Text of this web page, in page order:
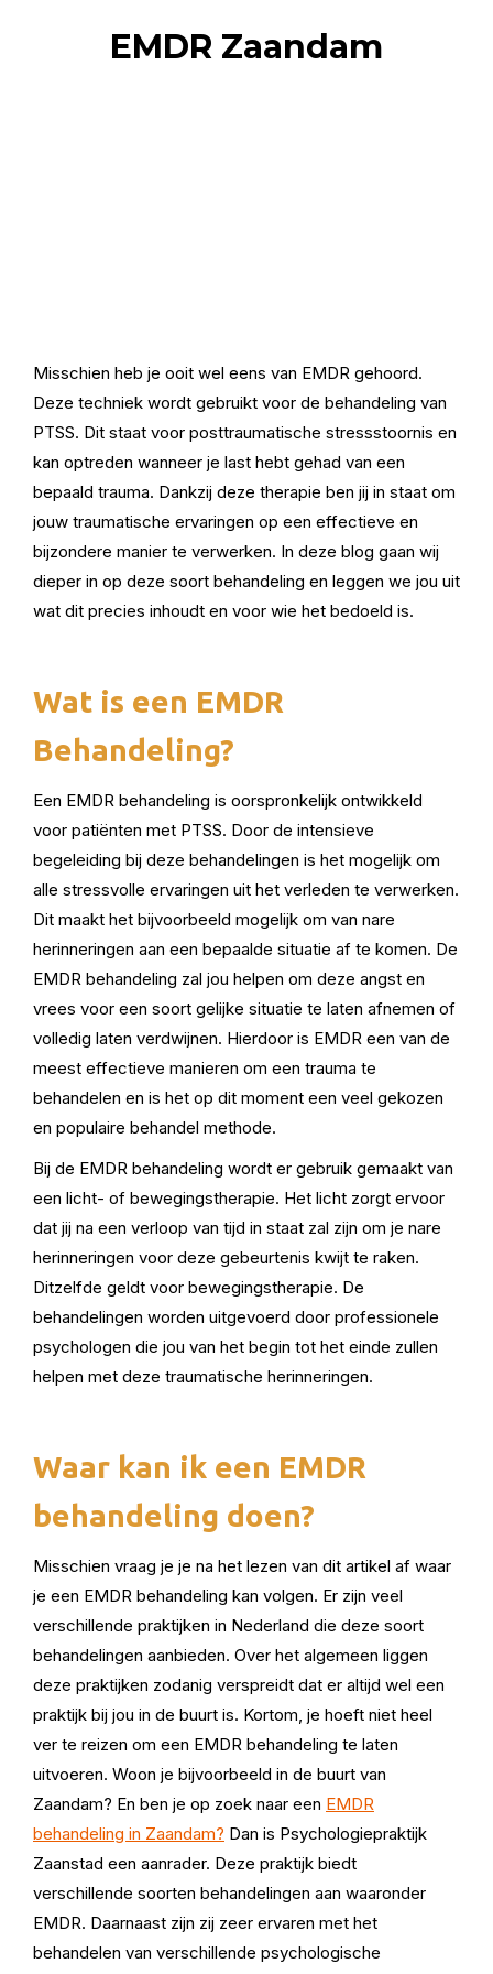
EMDR Zaandam
Misschien heb je ooit wel eens van EMDR gehoord.
Deze techniek wordt gebruikt voor de behandeling van
PTSS. Dit staat voor posttraumatische stressstoornis en
kan optreden wanneer je last hebt gehad van een
bepaald trauma. Dankzij deze therapie ben jij in staat om
jouw traumatische ervaringen op een effectieve en
bijzondere manier te verwerken. In deze blog gaan wij
dieper in op deze soort behandeling en leggen we jou uit
wat dit precies inhoudt en voor wie het bedoeld is.
Wat is een EMDR
Behandeling?
Een EMDR behandeling is oorspronkelijk ontwikkeld
voor patiënten met PTSS. Door de intensieve
begeleiding bij deze behandelingen is het mogelijk om
alle stressvolle ervaringen uit het verleden te verwerken.
Dit maakt het bijvoorbeeld mogelijk om van nare
herinneringen aan een bepaalde situatie af te komen. De
EMDR behandeling zal jou helpen om deze angst en
vrees voor een soort gelijke situatie te laten afnemen of
volledig laten verdwijnen. Hierdoor is EMDR een van de
meest effectieve manieren om een trauma te
behandelen en is het op dit moment een veel gekozen
en populaire behandel methode.
Bij de EMDR behandeling wordt er gebruik gemaakt van
een licht- of bewegingstherapie. Het licht zorgt ervoor
dat jij na een verloop van tijd in staat zal zijn om je nare
herinneringen voor deze gebeurtenis kwijt te raken.
Ditzelfde geldt voor bewegingstherapie. De
behandelingen worden uitgevoerd door professionele
psychologen die jou van het begin tot het einde zullen
helpen met deze traumatische herinneringen.
Waar kan ik een EMDR
behandeling doen?
Misschien vraag je je na het lezen van dit artikel af waar
je een EMDR behandeling kan volgen. Er zijn veel
verschillende praktijken in Nederland die deze soort
behandelingen aanbieden. Over het algemeen liggen
deze praktijken zodanig verspreidt dat er altijd wel een
praktijk bij jou in de buurt is. Kortom, je hoeft niet heel
ver te reizen om een EMDR behandeling te laten
uitvoeren. Woon je bijvoorbeeld in de buurt van
Zaandam? En ben je op zoek naar een EMDR
behandeling in Zaandam? Dan is Psychologiepraktijk
Zaanstad een aanrader. Deze praktijk biedt
verschillende soorten behandelingen aan waaronder
EMDR. Daarnaast zijn zij zeer ervaren met het
behandelen van verschillende psychologische